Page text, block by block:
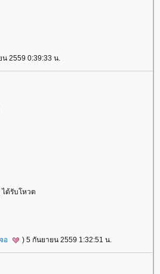
2559 0:39:33 น.
ได้รับโหวต
อ ) 5 กันยายน 2559 1:32:51 น.